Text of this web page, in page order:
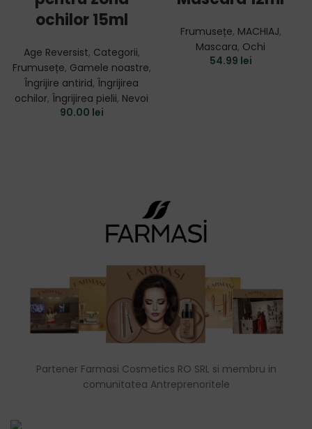
ochilor 15ml
Age Reversist, Categorii,
Frumusețe, Gamele noastre,
Îngrijire antirid, Îngrijirea
ochilor, Îngrijirea pielii, Nevoi
90.00 lei
Frumusețe, MACHIAJ,
Mascara, Ochi
54.99 lei
Partener Farmasi Cosmetics RO SRL si membru in
comunitatea Antreprenoritele